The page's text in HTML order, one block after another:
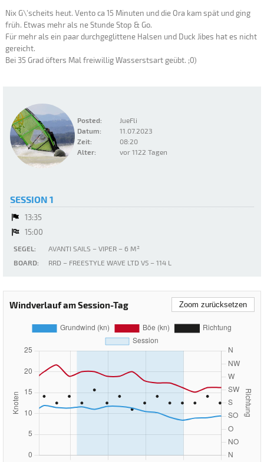
Posted:
JueFli
Datum:
11.07.2023
Zeit:
08:20
Alter:
vor 1122 Tagen
Nix G\'scheits heut. Vento ca 15 Minuten und die Ora kam spät und ging
früh. Etwas mehr als ne Stunde Stop & Go.
Für mehr als ein paar durchgeglittene Halsen und Duck Jibes hat es nicht
gereicht.
Bei 35 Grad öfters Mal freiwillig Wasserstsart geübt. ;0)
SESSION 1
13:35
15:00
SEGEL:
AVANTI SAILS – VIPER – 6 M²
BOARD:
RRD – FREESTYLE WAVE LTD V5 – 114 L
Windverlauf am Session-Tag Zoom zurücksetzen